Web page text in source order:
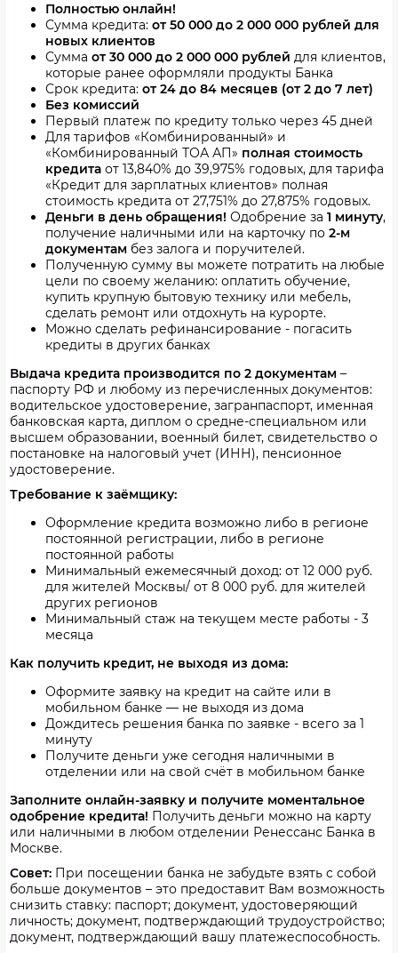
Полностью онлайн!
Сумма кредита: от 50 000 до 2 000 000 рублей для
новых клиентов
Сумма от 30 000 до 2 000 000 рублей для клиентов,
которые ранее оформляли продукты Банка
Срок кредита: от 24 до 84 месяцев (от 2 до 7 лет)
Без комиссий
Первый платеж по кредиту только через 45 дней
Для тарифов «Комбинированный» и
«Комбинированный ТОА АП» полная стоимость
кредита от 13,840% до 39,975% годовых, для тарифа
«Кредит для зарплатных клиентов» полная
стоимость кредита от 27,751% до 27,875% годовых.
Деньги в день обращения! Одобрение за 1 минуту,
получение наличными или на карточку по 2-м
документам без залога и поручителей.
Полученную сумму вы можете потратить на любые
цели по своему желанию: оплатить обучение,
купить крупную бытовую технику или мебель,
сделать ремонт или отдохнуть на курорте.
Можно сделать рефинансирование - погасить
кредиты в других банках
Выдача кредита производится по 2 документам –
паспорту РФ и любому из перечисленных документов:
водительское удостоверение, загранпаспорт, именная
банковская карта, диплом о средне-специальном или
высшем образовании, военный билет, свидетельство о
постановке на налоговый учет (ИНН), пенсионное
удостоверение.
Требование к заёмщику:
Оформление кредита возможно либо в регионе
постоянной регистрации, либо в регионе
постоянной работы
Минимальный ежемесячный доход: от 12 000 руб.
для жителей Москвы/ от 8 000 руб. для жителей
других регионов
Минимальный стаж на текущем месте работы - 3
месяца
Как получить кредит, не выходя из дома:
Оформите заявку на кредит на сайте или в
мобильном банке — не выходя из дома
Дождитесь решения банка по заявке - всего за 1
минуту
Получите деньги уже сегодня наличными в
отделении или на свой счёт в мобильном банке
Заполните онлайн-заявку и получите моментальное
одобрение кредита! Получить деньги можно на карту
или наличными в любом отделении Ренессанс Банка в
Москве.
Совет: При посещении банка не забудьте взять с собой
больше документов – это предоставит Вам возможность
снизить ставку: паспорт; документ, удостоверяющий
личность; документ, подтверждающий трудоустройство;
документ, подтверждающий вашу платежеспособность.